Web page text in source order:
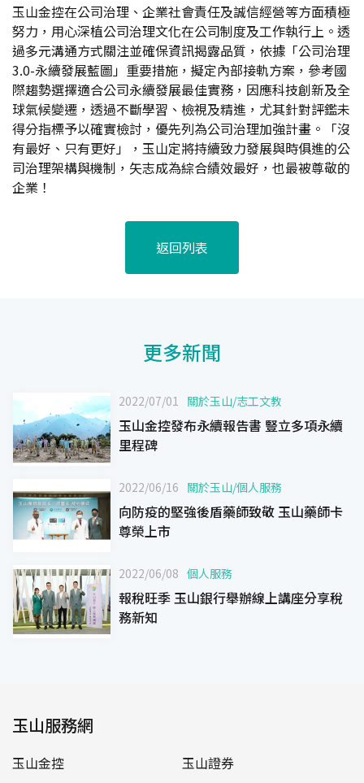
玉山金控在公司治理、企業社會責任及誠信經營等方面積極
努力，用心深植公司治理文化在公司制度及工作執行上。透
過多元溝通方式關注並確保資訊揭露品質，依據「公司治理
3.0-永續發展藍圖」重要措施，擬定內部接軌方案，參考國
際趨勢選擇適合公司永續發展最佳實務，因應科技創新及全
球氣候變遷，透過不斷學習、檢視及精進，尤其針對評鑑未
得分指標予以確實檢討，優先列為公司治理加強計畫。「沒
有最好、只有更好」，玉山定將持續致力發展與時俱進的公
司治理架構與機制，矢志成為綜合績效最好，也最被尊敬的
企業！
返回列表
更多新聞
2022/07/01 關於玉山/志工文教
玉山金控發布永續報告書 豎立多項永續
里程碑
2022/06/16 關於玉山/個人服務
向防疫的堅強後盾藥師致敬 玉山藥師卡
尊榮上市
2022/06/08 個人服務
報稅旺季 玉山銀行舉辦線上講座分享稅
務新知
玉山服務網
玉山金控
玉山證券